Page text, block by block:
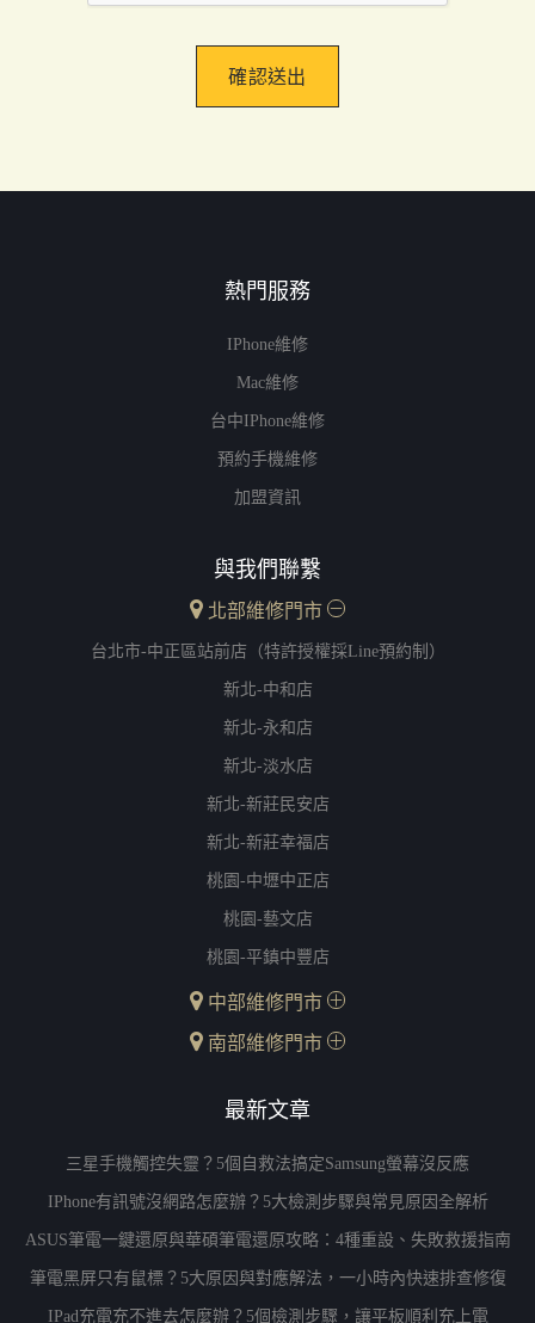
確認送出
熱門服務
IPhone維修
Mac維修
台中iPhone維修
預約手機維修
加盟資訊
與我們聯繫
北部維修門市
台北市-中正區站前店（特許授權採Line預約制）
新北-中和店
新北-永和店
新北-淡水店
新北-新莊民安店
新北-新莊幸福店
桃園-中壢中正店
桃園-藝文店
桃園-平鎮中豐店
中部維修門市
南部維修門市
最新文章
三星手機觸控失靈？5個自救法搞定Samsung螢幕沒反應
IPhone有訊號沒網路怎麼辦？5大檢測步驟與常見原因全解析
ASUS筆電一鍵還原與華碩筆電還原攻略：4種重設、失敗救援指南
筆電黑屏只有鼠標？5大原因與對應解法，一小時內快速排查修復
IPad充電充不進去怎麼辦？5個檢測步驟，讓平板順利充上電